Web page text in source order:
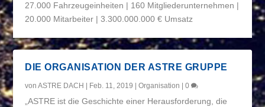
27.000 Fahrzeugeinheiten | 160 Mitgliederunternehmen |
20.000 Mitarbeiter | 3.300.000.000 € Umsatz
DIE ORGANISATION DER ASTRE GRUPPE
vonASTRE DACH Feb. 11, 2019 |Organisation |0
„ASTRE ist die Geschichte einer Herausforderung, die